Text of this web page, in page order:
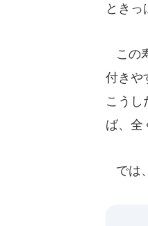
ときっ
この
付きや
こうし
ば、全
では